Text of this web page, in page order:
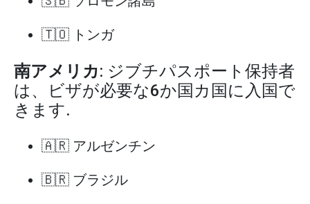
🇹🇴 トンガ
南アメリカ: ジブチパスポート保持者
は、ビザが必要な6か国カ国に入国で
きます.
🇦🇷 アルゼンチン
🇧🇷 ブラジル